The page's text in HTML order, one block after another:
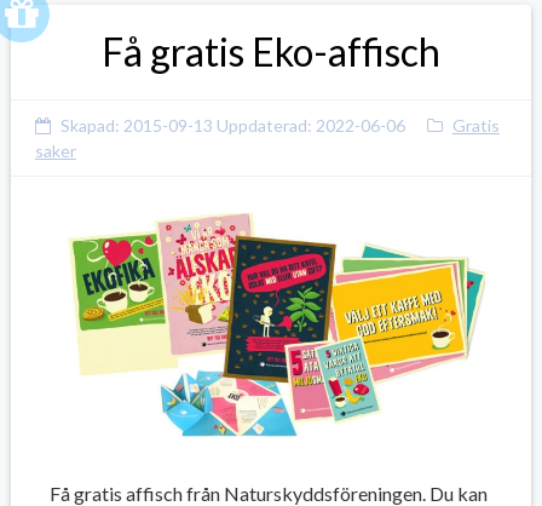
Få gratis Eko-affisch
Skapad: 2015-09-13 Uppdaterad: 2022-06-06
Gratis
saker
Få gratis affisch från Naturskyddsföreningen. Du kan